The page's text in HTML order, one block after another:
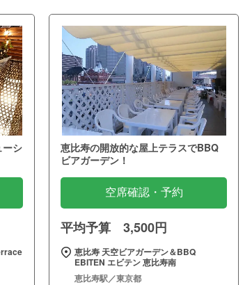
ーシ
恵比寿の開放的な屋上テラスでBBQ
ビアガーデン！
空席確認・予約
平均予算 3,500円
恵比寿 天空ビアガーデン＆BBQ
EBITEN エビテン 恵比寿南
恵比寿駅／東京都